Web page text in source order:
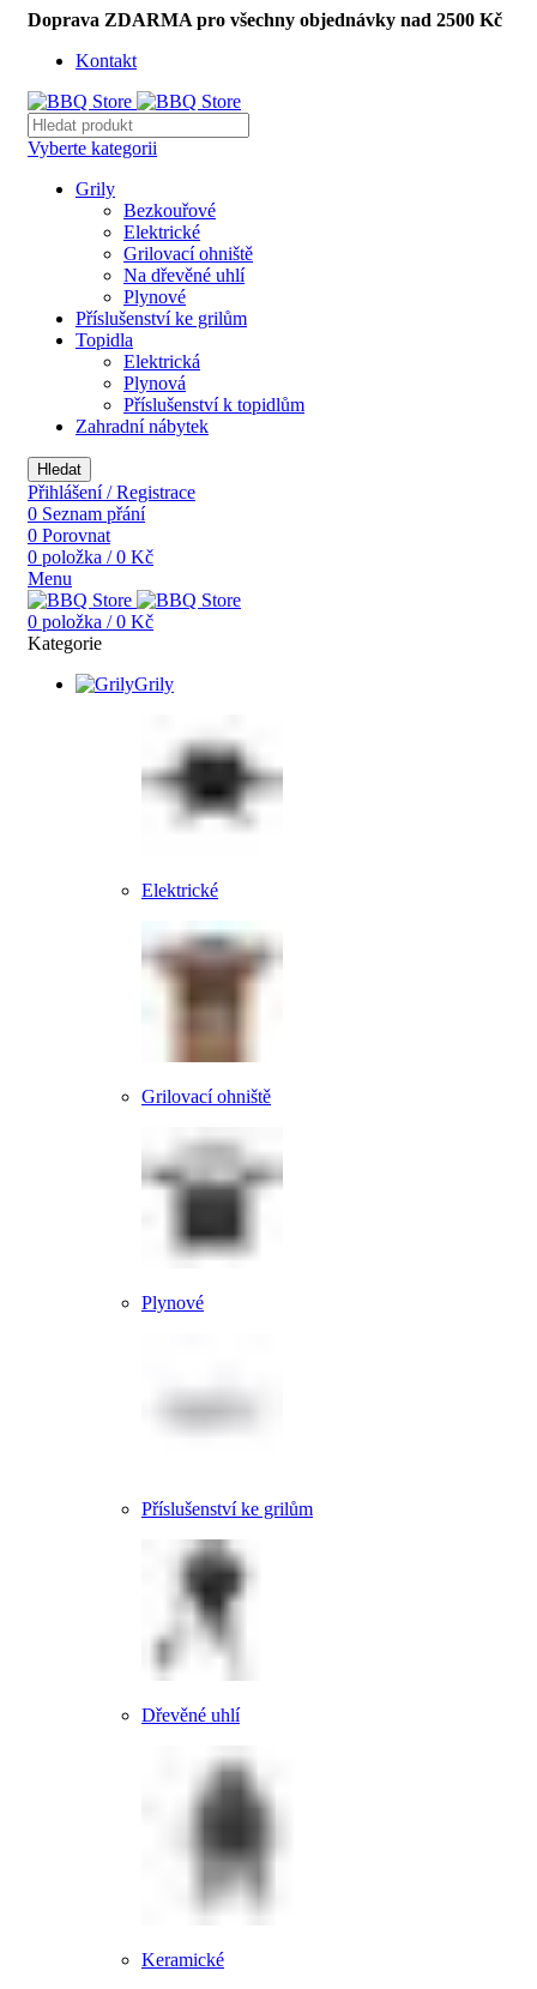
Doprava ZDARMA pro všechny objednávky nad 2500 Kč
Kontakt
Vyberte kategorii
Grily
Bezkouřové
Elektrické
Grilovací ohniště
Na dřevěné uhlí
Plynové
Příslušenství ke grilům
Topidla
Elektrická
Plynová
Příslušenství k topidlům
Zahradní nábytek
Hledat
Přihlášení / Registrace
0 Seznam přání
0 Porovnat
0 položka / 0 Kč
Menu
0 položka / 0 Kč
Kategorie
Grily
Elektrické
Grilovací ohniště
Plynové
Příslušenství ke grilům
Dřevěné uhlí
Keramické